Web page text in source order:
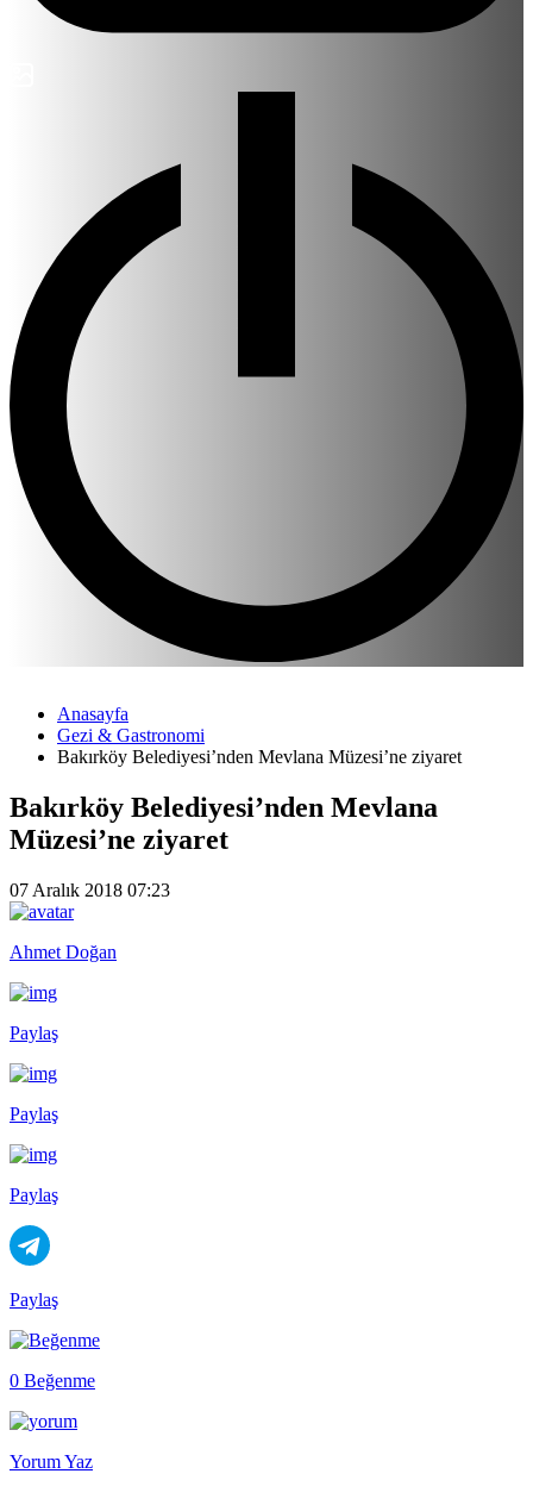
Anasayfa
Gezi & Gastronomi
Bakırköy Belediyesi’nden Mevlana Müzesi’ne ziyaret
Bakırköy Belediyesi’nden Mevlana
Müzesi’ne ziyaret
07 Aralık 2018 07:23
Ahmet Doğan
Paylaş
Paylaş
Paylaş
Paylaş
0 Beğenme
Yorum Yaz